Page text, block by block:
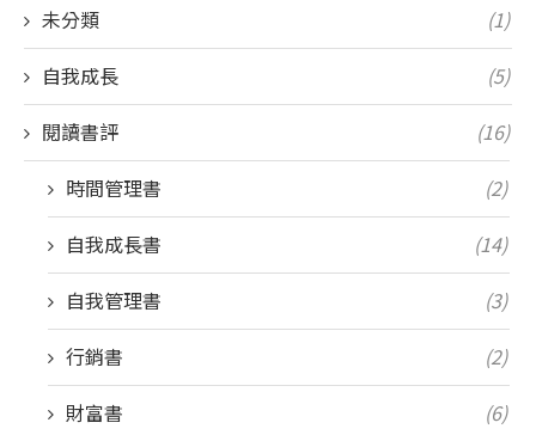
未分類
(1)
自我成長
(5)
閱讀書評
(16)
時間管理書
(2)
自我成長書
(14)
自我管理書
(3)
行銷書
(2)
財富書
(6)